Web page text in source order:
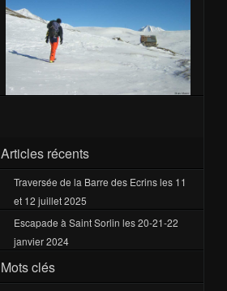
Articles récents
Traversée de la Barre des Ecrins les 11
et 12 juillet 2025
Escapade à Saint Sorlin les 20-21-22
janvier 2024
Mots clés